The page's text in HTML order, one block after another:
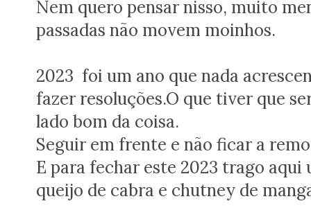
Nem quero pensar nisso, muito
passadas não movem moinhos.
2023 foi um ano que nada
fazer resoluções.O que tiver que
lado bom da coisa.
Seguir em frente e não ficar a
E para fechar este 2023 trago aqui
queijo de cabra e chutney de